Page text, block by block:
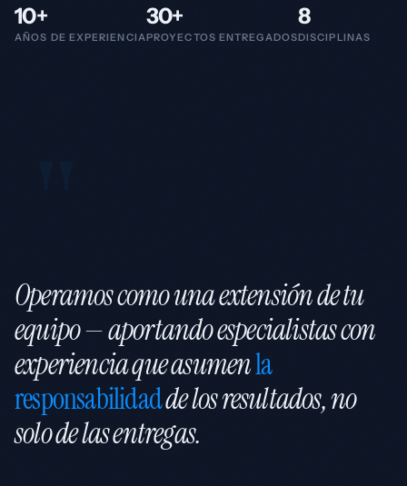
10+
AÑOS DE EXPERIENCIA
30+
PROYECTOS ENTREGADOS
8
DISCIPLINAS
Operamos como una extensión de tu
equipo — aportando especialistas con
experiencia que asumenla
responsabilidadde los resultados, no
solo de las entregas.